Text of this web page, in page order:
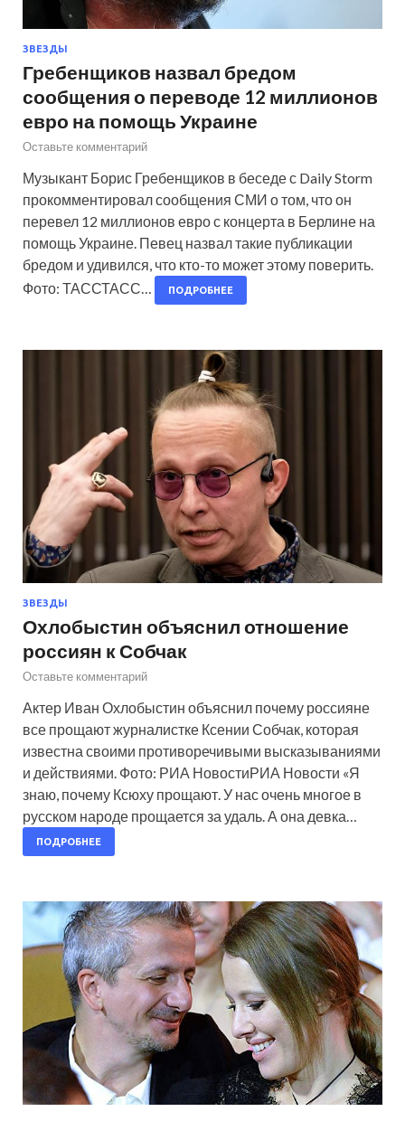
ЗВЕЗДЫ
Гребенщиков назвал бредом
сообщения о переводе 12 миллионов
евро на помощь Украине
Оставьте комментарий
Музыкант Борис Гребенщиков в беседе с Daily Storm
прокомментировал сообщения СМИ о том, что он
перевел 12 миллионов евро с концерта в Берлине на
помощь Украине. Певец назвал такие публикации
бредом и удивился, что кто-то может этому поверить.
Фото: ТАССТАСС…
ПОДРОБНЕЕ
ЗВЕЗДЫ
Охлобыстин объяснил отношение
россиян к Собчак
Оставьте комментарий
Актер Иван Охлобыстин объяснил почему россияне
все прощают журналистке Ксении Собчак, которая
известна своими противоречивыми высказываниями
и действиями. Фото: РИА НовостиРИА Новости «Я
знаю, почему Ксюху прощают. У нас очень многое в
русском народе прощается за удаль. А она девка…
ПОДРОБНЕЕ